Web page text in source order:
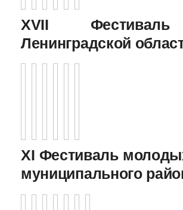
XVII
Ленинградской
XI Фестиваль
муниципального